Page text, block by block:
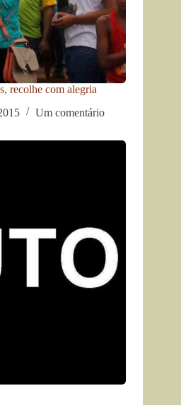
recolhe com alegria
Um comentário